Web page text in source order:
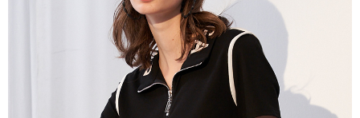
1.本服務係由「台灣大哥大股份有限公司」（以下簡稱本公司）所提供，讓
用戶於交易時，得透過本服務購買商品或服務，並由商店將買賣／分期付款
買賣價金債權讓與本公司後，依約使用本公司帳單繳交帳款。
2.基於同意付款使用「大哥付你分期」之契約關係目的，商店將以您的個人
資料（包含姓名、電話或地址）提供予台灣大哥大進項蒐集、處理及利用，
由本公司與您本人進行分期帳單所需資料之確認、核對及更正。
3.完整用戶服務條款，請詳閱以下連結：
https://oppay.tw/userRule
ATM／網路銀行／等多元方式進行付款，方視為交易完成。
※ 請注意：結帳手續完成當下不需立刻繳費，但若您需要取消訂單，請聯絡
購買商品的店家。未經商家同意取消之訂單仍視為有效，需透過AFTEE先享
※ 交易是否成功請以「AFTEE先享後付 」之結帳頁面顯示為準，若有關於
是否繳費成功／繳費後需取消欲退款等相關疑問，請聯繫「AFTEE先享後付
https://netprotections.freshdesk.com/support/home
每筆NT$120，滿NT$2,000(含以上)免運費